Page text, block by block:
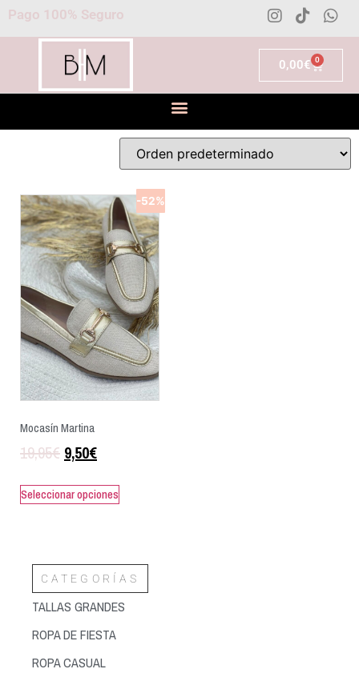
Pago 100% Seguro
0,00€ 0
CATEGORÍAS
TALLAS GRANDES
ROPA DE FIESTA
ROPA CASUAL
-52%
Mocasín Martina
19,95€ 9,50€
Seleccionar opciones